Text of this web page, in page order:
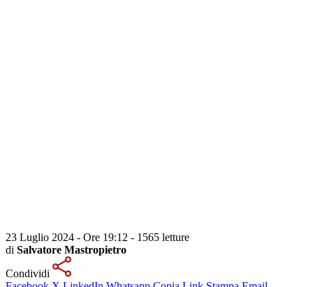
23 Luglio 2024 - Ore 19:12 - 1565 letture
di Salvatore Mastropietro
Condividi